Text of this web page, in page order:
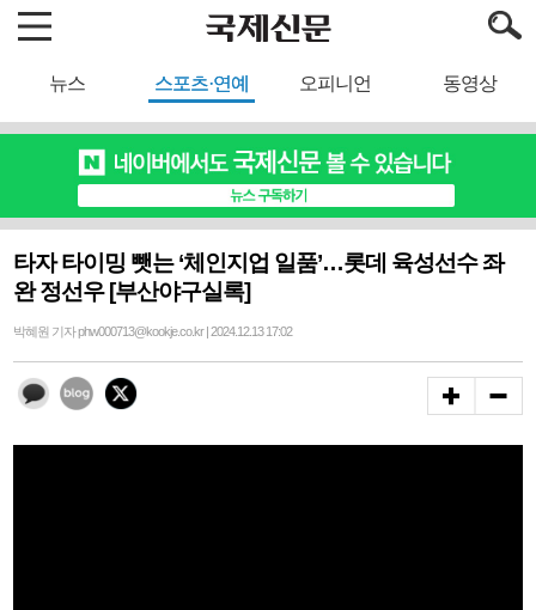
뉴스 스포츠·연예 오피니언 동영상
타자 타이밍 뺏는 ‘체인지업 일품’…롯데 육성선수 좌
완 정선우 [부산야구실록]
박혜원 기자 phw000713@kookje.co.kr | 2024.12.13 17:02